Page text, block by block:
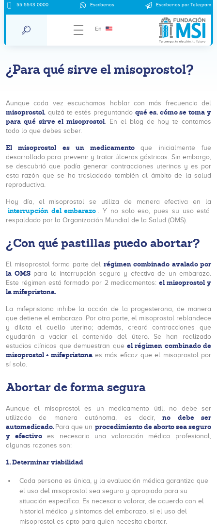
55 5543 0000 Escríbenos Escríbenos por Telegram
En
¿Para qué sirve el misoprostol?
Aunque cada vez escuchamos hablar con más frecuencia del
misoprostol, quizá te estés preguntando qué es, cómo se toma y
para qué sirve el misoprostol. En el blog de hoy te contamos
todo lo que debes saber.
El misoprostol es un medicamentoque inicialmente fue
desarrollado para prevenir y tratar úlceras gástricas. Sin embargo,
se descubrió que podía generar contracciones uterinas y es por
esta razón que se ha trasladado también al ámbito de la salud
reproductiva.
Hoy día, el misoprostol se utiliza de manera efectiva en la
interrupción del embarazo . Y no solo eso, pues su uso está
respaldado por la Organización Mundial de la Salud (OMS).
¿Con qué pastillas puedo abortar?
El misoprostol forma parte del régimen combinado avalado por
la OMSpara la interrupción segura y efectiva de un embarazo.
Este régimen está formado por 2 medicamentos: el misoprostol y
la mifepristona.
La mifepristona inhibe la acción de la progesterona, de manera
que detiene el embarazo. Por otra parte, el misoprostol reblandece
y dilata el cuello uterino; además, creará contracciones que
ayudarán a vaciar el contenido del útero. Se han realizado
estudios clínicos que demuestran que el régimen combinado de
misoprostol + mifepristonaes más eficaz que el misoprostol por
sí solo.
Abortar de forma segura
Aunque el misoprostol es un medicamento útil, no debe ser
utilizado de manera autónoma, es decir,no debe ser
automedicado. Para que un procedimiento de aborto sea seguro
y efectivoes necesaria una valoración médica profesional,
algunas razones son:
1. Determinar viabilidad
Cada persona es única, y la evaluación médica garantiza que
el uso del misoprostol sea seguro y apropiado para su
situación específica. Es necesario valorar, de acuerdo con el
historial médico y síntomas del embarazo, si el uso del
misoprostol es apto para quien necesita abortar.